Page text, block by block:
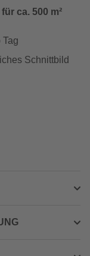
ca. 500 m²
Schnittbild